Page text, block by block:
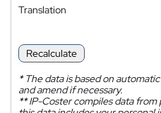
Translation
Recalculate
*The data is based on
and amend if necessary.
**IP-Coster compiles data from